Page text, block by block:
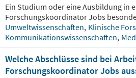
Ein Studium oder eine Ausbildung in
ForschungskoordinatorJobs
Umweltwissenschaften, Klinische
Kommunikationswissenschaften,
Welche Abschlüsse sind bei
Forschungskoordinator Jobs